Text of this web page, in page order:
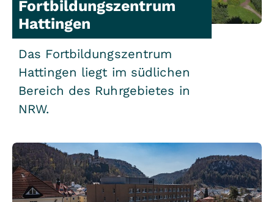
Fortbildungszentrum
Hattingen
Das Fortbildungszentrum
Hattingen liegt im südlichen
Bereich des Ruhrgebietes in
NRW.